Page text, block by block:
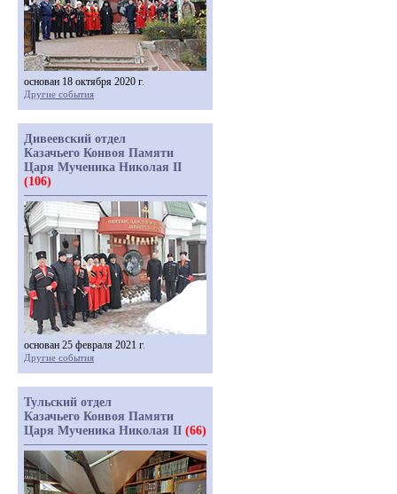
основан 18 октября 2020 г.
Другие события
Дивеевский отдел
Казачьего Конвоя Памяти
Царя Мученика Николая II
(106)
основан 25 февраля 2021 г.
Другие события
Тульский отдел
Казачьего Конвоя Памяти
Царя Мученика Николая II (66)